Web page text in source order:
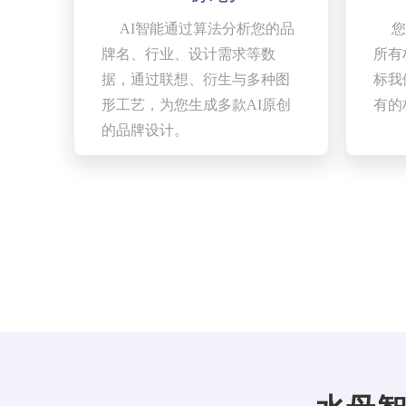
AI智能通过算法分析您的品
牌名、行业、设计需求等数
据，通过联想、衍生与多种图
形工艺，为您生成多款AI原创
的品牌设计。
所
标我
有的